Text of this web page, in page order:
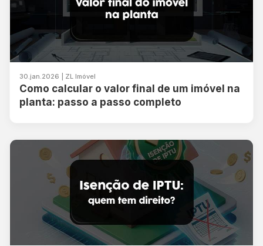
30.jan.2026 | ZL Imóvel
Como calcular o valor final de um imóvel na
planta: passo a passo completo